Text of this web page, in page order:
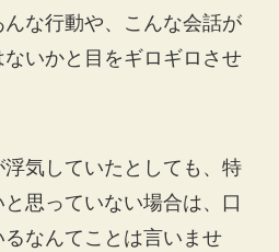
な行動や、こんな会話が
いかと目をギロギロさせ
気していたとしても、特
思っていない場合は、口
なんてことは言いませ